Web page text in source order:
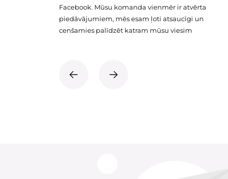
Facebook. Mūsu komanda vienmēr ir atvērta
piedāvājumiem, mēs esam ļoti atsaucīgi un
cenšamies palīdzēt katram mūsu viesim